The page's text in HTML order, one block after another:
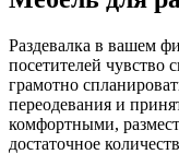
Раздевалка в вашем
посетителей
грамотно
переодевания и
комфортными,
достаточное